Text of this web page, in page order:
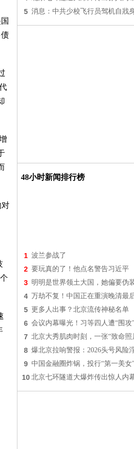
对
5 消息：中共少校飞行员驾机自戕
48小时新闻排行榜
1 波兰参战了
2 要玩真的了！他点名警告习近平
3 明明是世界领土大国，她偏要伪
4 万劫不复！中国正在重演晚清最
5 更多人出事？北京流传神秘名单
6 会议内幕曝光！习等四人遭“围攻
7 北京大秀肌肉时刻，一张“致命照
8 爆北京拉响警报：2026头号风险
9 中国金融圈炸锅，投行“第一美女
10 北京七环隧道大爆炸传出惊人内